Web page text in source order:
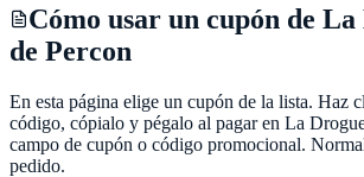
Cómo usar un cupón de
de Percon
En esta página elige un cupón de la lista. Haz
código, cópialo y pégalo al pagar en La
campo de cupón o código promocional.
pedido.